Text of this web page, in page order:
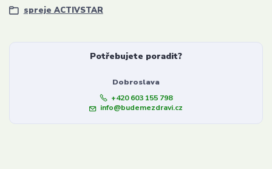
spreje ACTIVSTAR
Potřebujete poradit?
Dobroslava
+420 603 155 798
info@budemezdravi.cz